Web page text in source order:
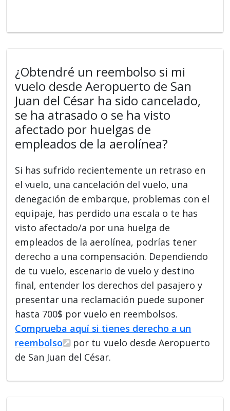
¿Obtendré un reembolso si mi
vuelo desde Aeropuerto de San
Juan del César ha sido cancelado,
se ha atrasado o se ha visto
afectado por huelgas de
empleados de la aerolínea?
Si has sufrido recientemente un retraso en
el vuelo, una cancelación del vuelo, una
denegación de embarque, problemas con el
equipaje, has perdido una escala o te has
visto afectado/a por una huelga de
empleados de la aerolínea, podrías tener
derecho a una compensación. Dependiendo
de tu vuelo, escenario de vuelo y destino
final, entender los derechos del pasajero y
presentar una reclamación puede suponer
hasta 700$ por vuelo en reembolsos.
Comprueba aquí si tienes derecho a un
reembolso
por tu vuelo desde Aeropuerto
de San Juan del César.